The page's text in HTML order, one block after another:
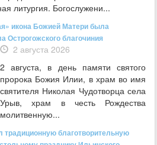
литургия. Богослужени...
икона Божией Матери была
Острогожского благочиния
2 августа 2026
2 августа, в день памяти святого
пророка Божия Илии, в храм во имя
святителя Николая Чудотворца села
Урыв, храм в честь Рождества
благотворительную